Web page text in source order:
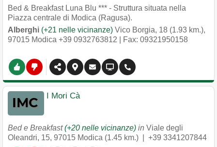
Bed & Breakfast Luna Blu *** - Struttura situata nella
Piazza centrale di Modica (Ragusa).
Alberghi (+21 nelle vicinanze) Vico Borgia, 18 (1.93 km.),
97015 Modica +39 0932763812 | Fax: 09321950158
I Mori Cà
Bed e Breakfast(+20 nelle vicinanze) in Viale degli
Oleandri, 15, 97015 Modica (1.45 km.) | +39 3341207844